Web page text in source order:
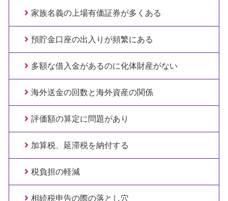
家族名義の上場有価証券が多くある
預貯金口座の出入りが頻繁にある
多額な借入金があるのに化体財産がない
海外送金の回数と海外資産の関係
評価額の算定に問題があり
加算税、延滞税を納付する
税負担の軽減
相続税申告の際の落とし穴